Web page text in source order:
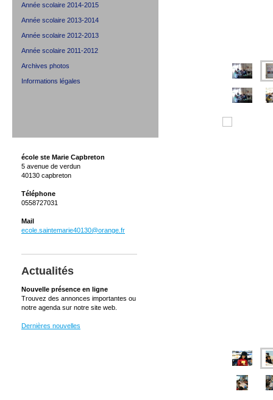
Année scolaire 2014-2015
Année scolaire 2013-2014
Année scolaire 2012-2013
Année scolaire 2011-2012
Archives photos
Informations légales
école ste Marie Capbreton
5 avenue de verdun
40130 capbreton
Téléphone
0558727031
Mail
ecole.saintemarie40130@orange.fr
Actualités
Nouvelle présence en ligne
Trouvez des annonces importantes ou
notre agenda sur notre site web.
Dernières nouvelles